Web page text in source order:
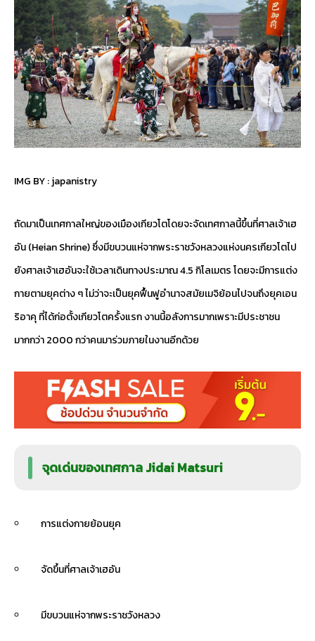
IMG BY :japanistry
ถัดมาเป็นเทศกาลใหญ่ของเมืองเกียวโตโดยจะจัดเทศกาลนี้ขึ้นที่ศาลเจ้าเฮ
อัน (Heian Shrine) ซึ่งมีขบวนแห่จากพระราชวังหลวงแห่งนครเกียวโตไป
ยังศาลเจ้าเฮอันจะใช้เวลาเดินทางประมาณ 4.5 กิโลเมตร โดยจะมีการแต่ง
กายตามยุคต่าง ๆ ไม่ว่าจะเป็นยุคฟื้นฟูอำนาจสมัยเมจิย้อนไปจนถึงยุคเอน
ริอาคุ ที่ได้ก่อตั้งเกียวโตครั้งแรก งานนี้อลังการมากเพราะมีประชาชน
มากกว่า 2000 กว่าคนมาร่วมภายในงานอีกด้วย
จุดเด่นของเทศกาล Jidai Matsuri
การแต่งกายย้อนยุค
จัดขึ้นที่ศาลเจ้าเฮอัน
มีขบวนแห่จากพระราชวังหลวง